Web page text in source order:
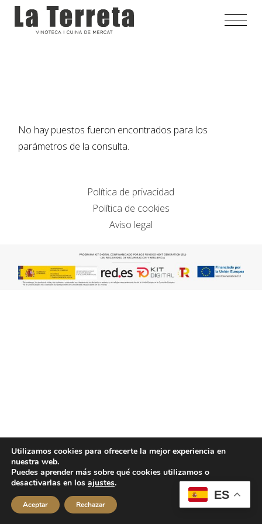
Saltar
contenido
No hay puestos fueron encontrados para los
parámetros de la consulta.
Política de privacidad
Política de cookies
Aviso legal
ES
Utilizamos cookies para ofrecerte la mejor experiencia en
nuestra web.
Puedes aprender más sobre qué cookies utilizamos o
desactivarlas en los ajustes.
Aceptar Rechazar